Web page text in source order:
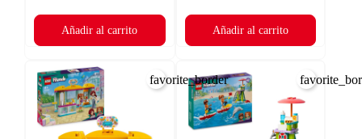
Añadir al carrito Añadir al carrito
favorite_border